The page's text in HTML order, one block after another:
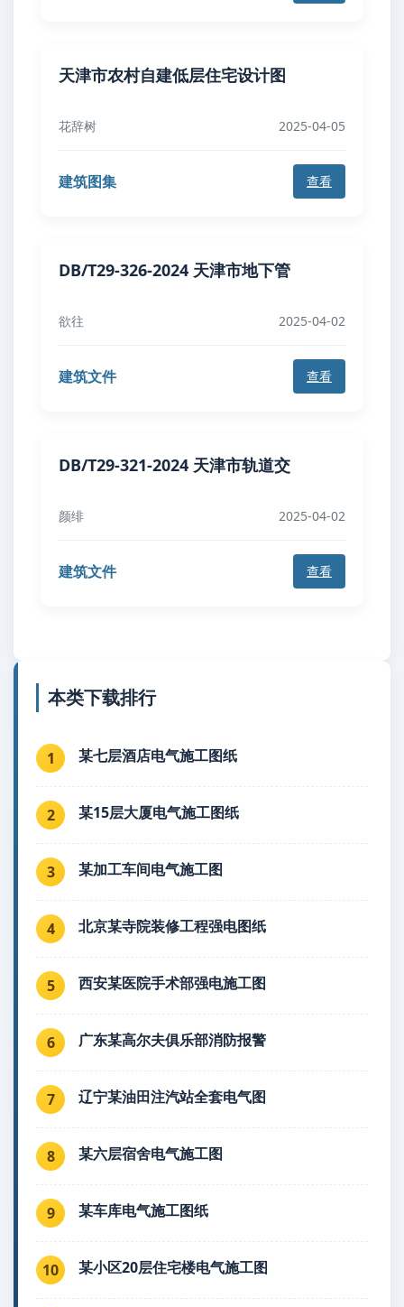
天津市农村自建低层住宅设计图
花辞树 2025-04-05
建筑图集 查看
DB/T29-326-2024 天津市地下管
欲往 2025-04-02
建筑文件 查看
DB/T29-321-2024 天津市轨道交
颜绯 2025-04-02
建筑文件 查看
本类下载排行
1 某七层酒店电气施工图纸
2 某15层大厦电气施工图纸
3 某加工车间电气施工图
4 北京某寺院装修工程强电图纸
5 西安某医院手术部强电施工图
6 广东某高尔夫俱乐部消防报警
7 辽宁某油田注汽站全套电气图
8 某六层宿舍电气施工图
9 某车库电气施工图纸
10 某小区20层住宅楼电气施工图